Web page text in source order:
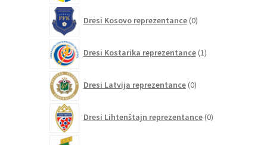
Dresi Kosovo reprezentance 0izdelkov
Dresi Kostarika reprezentance 1izdelek
Dresi Latvija reprezentance 0izdelkov
Dresi Lihtenštajn reprezentance 0izdelkov